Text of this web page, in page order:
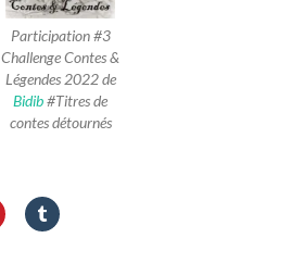
Participation #3
Challenge Contes &
Légendes 2022 de
Bidib#Titres de
contes détournés